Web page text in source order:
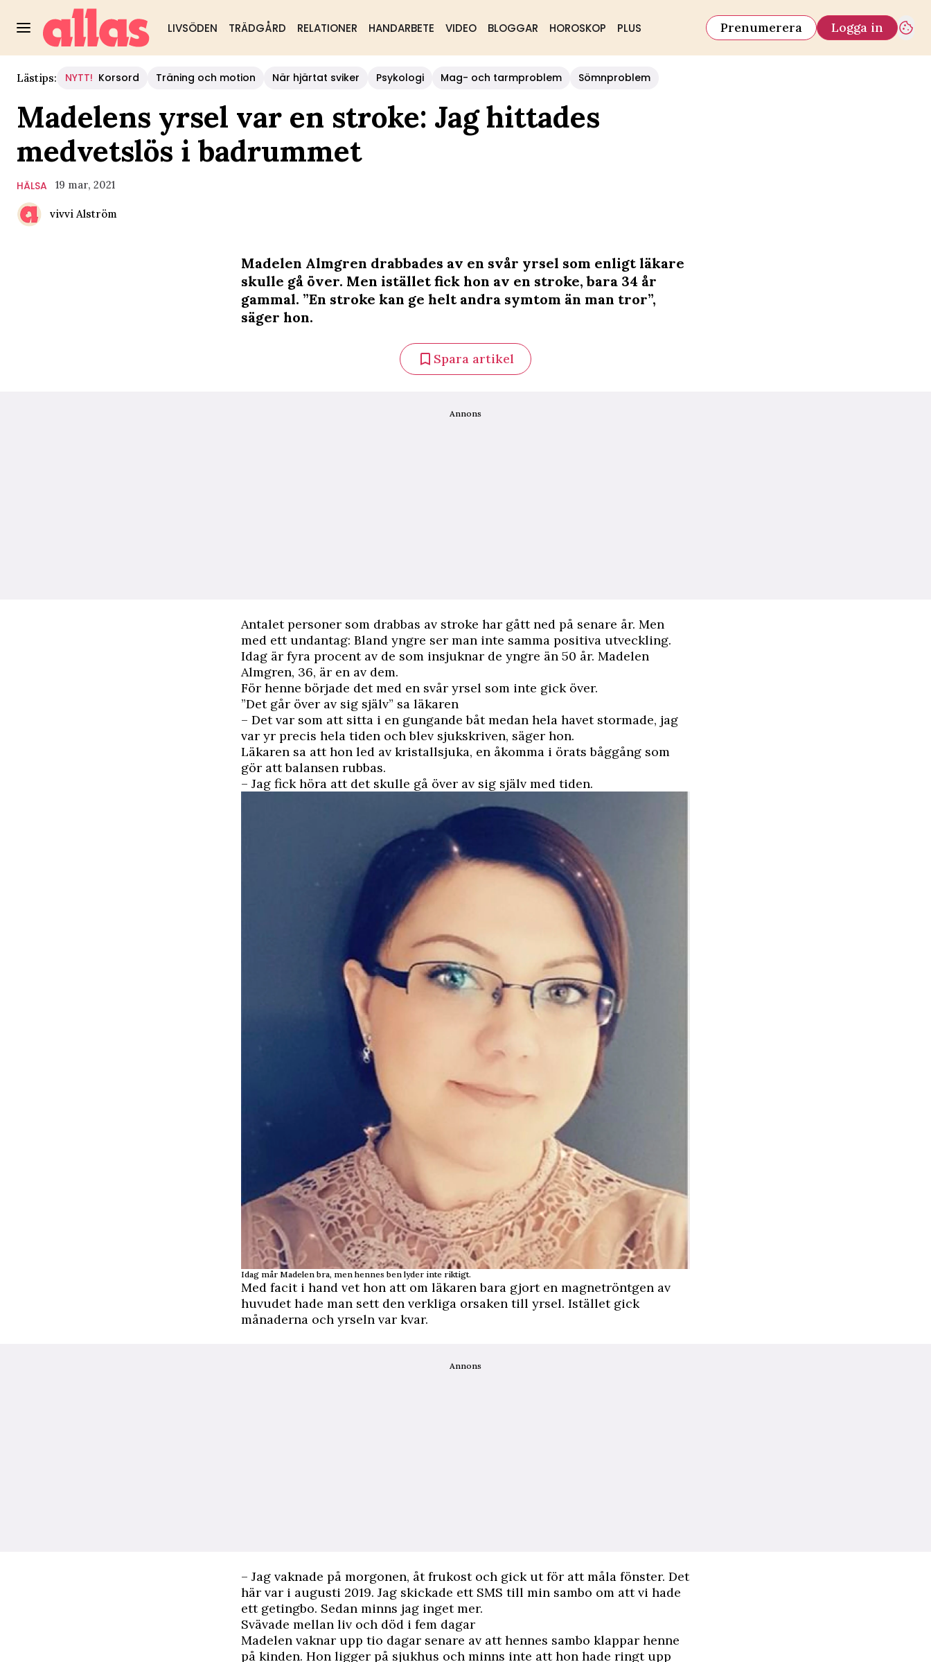
LIVSÖDEN TRÄDGÅRD RELATIONER HANDARBETE VIDEO BLOGGAR HOROSKOP PLUS Prenumerera Logga in
Lästips: NYTT! Korsord Träning och motion När hjärtat sviker Psykologi Mag- och tarmproblem Sömnproblem
Madelens yrsel var en stroke: Jag hittades
medvetslös i badrummet
HÄLSA 19 mar, 2021
vivvi Alström
Madelen Almgren drabbades av en svår yrsel som enligt läkare
skulle gå över. Men istället fick hon av en stroke, bara 34 år
gammal. ”En stroke kan ge helt andra symtom än man tror”,
säger hon.
Spara artikel
Annons
Antalet personer som drabbas av stroke har gått ned på senare år. Men
med ett undantag: Bland yngre ser man inte samma positiva utveckling.
Idag är fyra procent av de som insjuknar de yngre än 50 år. Madelen
Almgren, 36, är en av dem.
För henne började det med en svår yrsel som inte gick över.
”Det går över av sig själv” sa läkaren
– Det var som att sitta i en gungande båt medan hela havet stormade, jag
var yr precis hela tiden och blev sjukskriven, säger hon.
Läkaren sa att hon led av kristallsjuka, en åkomma i örats båggång som
gör att balansen rubbas.
– Jag fick höra att det skulle gå över av sig själv med tiden.
Idag mår Madelen bra, men hennes ben lyder inte riktigt.
Med facit i hand vet hon att om läkaren bara gjort en magnetröntgen av
huvudet hade man sett den verkliga orsaken till yrsel. Istället gick
månaderna och yrseln var kvar.
Annons
– Jag vaknade på morgonen, åt frukost och gick ut för att måla fönster. Det
här var i augusti 2019. Jag skickade ett SMS till min sambo om att vi hade
ett getingbo. Sedan minns jag inget mer.
Svävade mellan liv och död i fem dagar
Madelen vaknar upp tio dagar senare av att hennes sambo klappar henne
på kinden. Hon ligger på sjukhus och minns inte att hon hade ringt upp